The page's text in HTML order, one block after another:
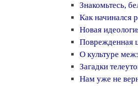
Знакомьтесь,
Как начинался
Новая
Поврежденная
О культуре
Загадки
Нам уже не